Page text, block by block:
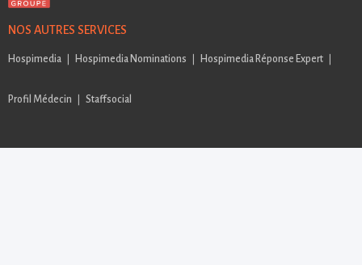
NOS AUTRES SERVICES
Hospimedia Hospimedia Nominations Hospimedia Réponse Expert
Profil Médecin Staffsocial